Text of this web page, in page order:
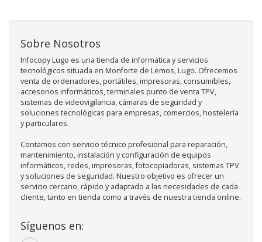
Sobre Nosotros
Infocopy Lugo es una tienda de informática y servicios
tecnológicos situada en Monforte de Lemos, Lugo. Ofrecemos
venta de ordenadores, portátiles, impresoras, consumibles,
accesorios informáticos, terminales punto de venta TPV,
sistemas de videovigilancia, cámaras de seguridad y
soluciones tecnológicas para empresas, comercios, hostelería
y particulares.
Contamos con servicio técnico profesional para reparación,
mantenimiento, instalación y configuración de equipos
informáticos, redes, impresoras, fotocopiadoras, sistemas TPV
y soluciones de seguridad. Nuestro objetivo es ofrecer un
servicio cercano, rápido y adaptado a las necesidades de cada
cliente, tanto en tienda como a través de nuestra tienda online.
Síguenos en: